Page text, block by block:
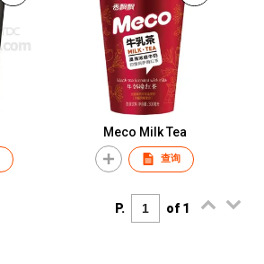
Meco Milk Tea
查询
P. of 1